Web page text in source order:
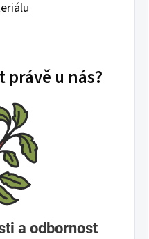
u nás?
a odbornost